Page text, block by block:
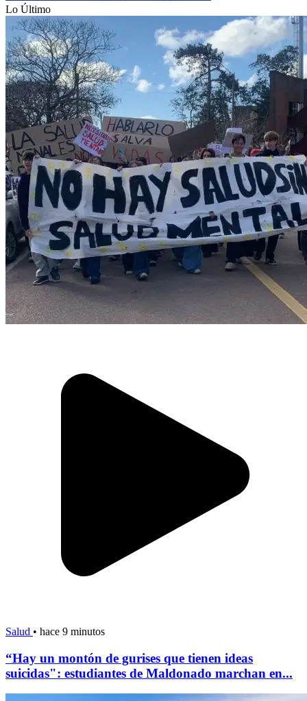
Lo Último
Salud • hace 9 minutos
“Hay un montón de gurises que tienen ideas
suicidas": estudiantes de Maldonado marchan en...